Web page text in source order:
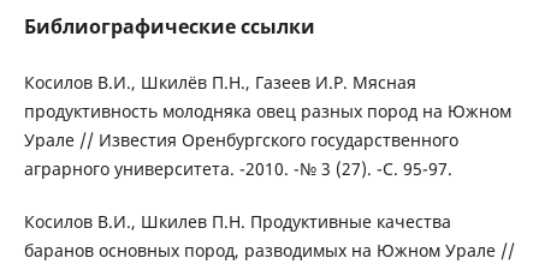
Библиографические ссылки
Косилов В.И., Шкилёв П.Н., Газеев И.Р. Мясная
продуктивность молодняка овец разных пород на Южном
Урале // Известия Оренбургского государственного
аграрного университета. -2010. -№ 3 (27). -С. 95-97.
Косилов В.И., Шкилев П.Н. Продуктивные качества
баранов основных пород, разводимых на Южном Урале //